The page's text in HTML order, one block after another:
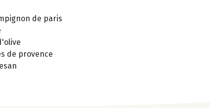
de paris
de provence